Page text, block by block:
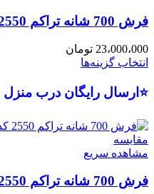
فرش 700 شانه تراکم 2550 کد 77874
23،000،000 تومان
انتخاب گزینه‌ها
⭐ارسال رایگان درب منزل
مقایسه
مشاهده سریع
فرش 700 شانه تراکم 2550 کد 77850